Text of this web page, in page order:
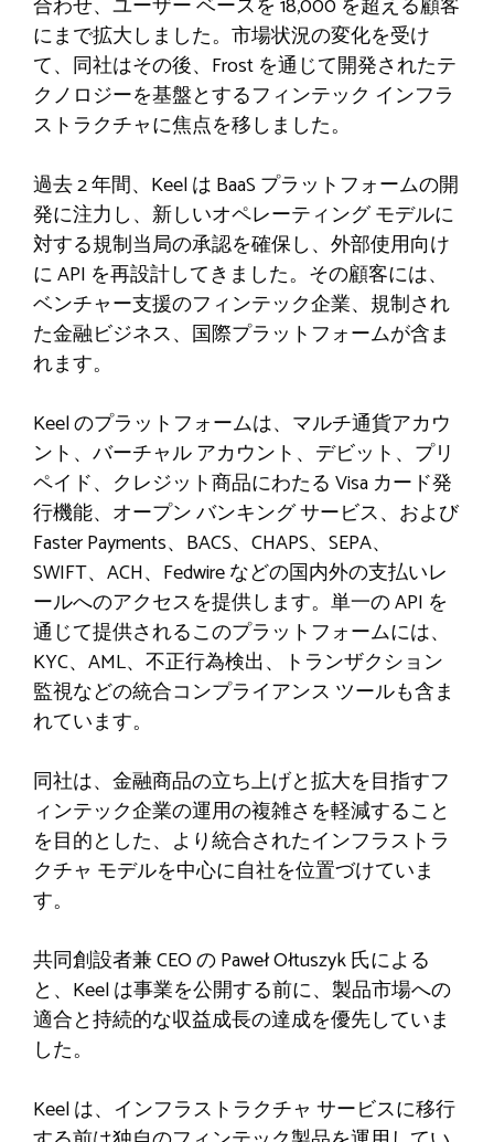
にまで拡大しました。市場状況の変化を受け
て、同社はその後、Frost を通じて開発されたテ
クノロジーを基盤とするフィンテック インフラ
ストラクチャに焦点を移しました。
過去 2 年間、Keel は BaaS プラットフォームの開
発に注力し、新しいオペレーティング モデルに
対する規制当局の承認を確保し、外部使用向け
に API を再設計してきました。その顧客には、
ベンチャー支援のフィンテック企業、規制され
た金融ビジネス、国際プラットフォームが含ま
れます。
Keel のプラットフォームは、マルチ通貨アカウ
ント、バーチャル アカウント、デビット、プリ
ペイド、クレジット商品にわたる Visa カード発
行機能、オープン バンキング サービス、および
Faster Payments、BACS、CHAPS、SEPA、
SWIFT、ACH、Fedwire などの国内外の支払いレ
ールへのアクセスを提供します。単一の API を
通じて提供されるこのプラットフォームには、
KYC、AML、不正行為検出、トランザクション
監視などの統合コンプライアンス ツールも含ま
れています。
同社は、金融商品の立ち上げと拡大を目指すフ
ィンテック企業の運用の複雑さを軽減すること
を目的とした、より統合されたインフラストラ
クチャ モデルを中心に自社を位置づけていま
す。
共同創設者兼 CEO の Paweł Ołtuszyk 氏による
と、Keel は事業を公開する前に、製品市場への
適合と持続的な収益成長の達成を優先していま
した。
Keel は、インフラストラクチャ サービスに移行